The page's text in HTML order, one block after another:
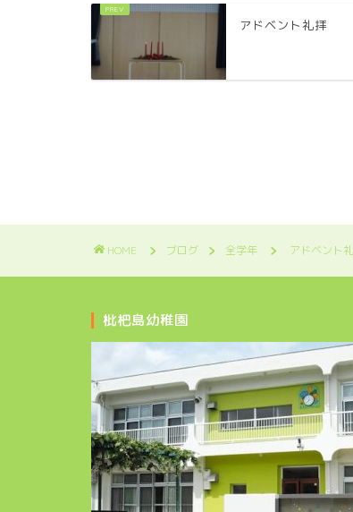
アドベント礼拝
HOME ブログ 全学年 アドベント
枇杷島幼稚園